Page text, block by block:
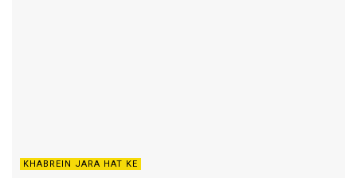
KHABREIN JARA HAT KE